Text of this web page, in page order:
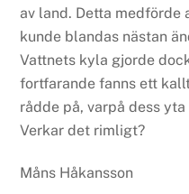
av land. Detta medförde
kunde blandas nästan
Vattnets kyla gjorde
fortfarande fanns ett
rådde på, varpå dess
Verkar det rimligt?
Måns Håkansson